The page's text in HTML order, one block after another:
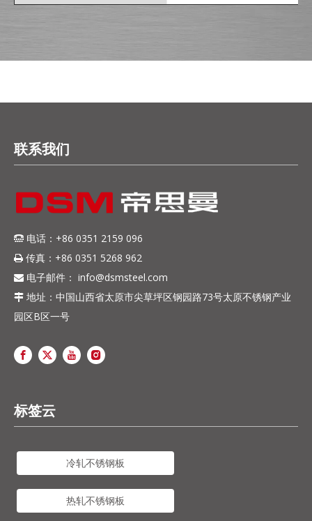
联系我们
 电话：+86 0351 2159 096
 传真：+86 0351 5268 962
 电子邮件： info@dsmsteel.com
 地址：中国山西省太原市尖草坪区钢园路73号太原不锈钢产业
园区B区一号
标签云
冷轧不锈钢板
热轧不锈钢板